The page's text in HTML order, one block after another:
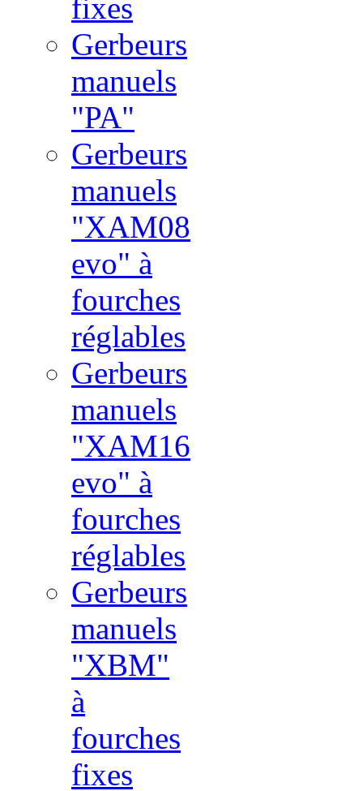
fixes
Gerbeurs
manuels
"PA"
Gerbeurs
manuels
"XAM08
evo" à
fourches
réglables
Gerbeurs
manuels
"XAM16
evo" à
fourches
réglables
Gerbeurs
manuels
"XBM"
à
fourches
fixes